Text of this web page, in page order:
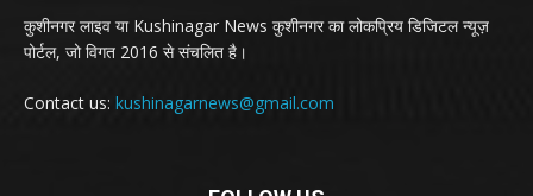
कुशीनगर लाइव या Kushinagar News कुशीनगर का लोकप्रिय डिजिटल न्यूज़
पोर्टल, जो विगत 2016 से संचलित है।
Contact us: kushinagarnews@gmail.com